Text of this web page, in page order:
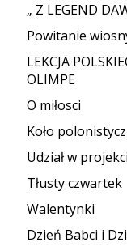
„ Z LEGEND
Powitanie
LEKCJA
OLIMPE
O miłosci
Koło
Udział w
Tłusty czwartek
Walentynki
Dzień Babci i